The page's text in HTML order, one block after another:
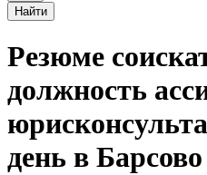
Найти
Резюме
должность
день в Барсово